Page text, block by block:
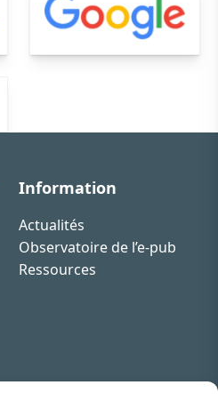
Information
Actualités
Observatoire de l’e-pub
Ressources